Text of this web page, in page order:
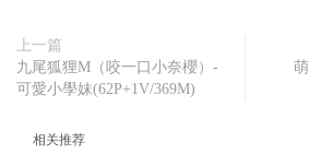
上一篇
九尾狐狸M（咬一口小奈櫻）-
可愛小學妹(62P+1V/369M)
相关推荐